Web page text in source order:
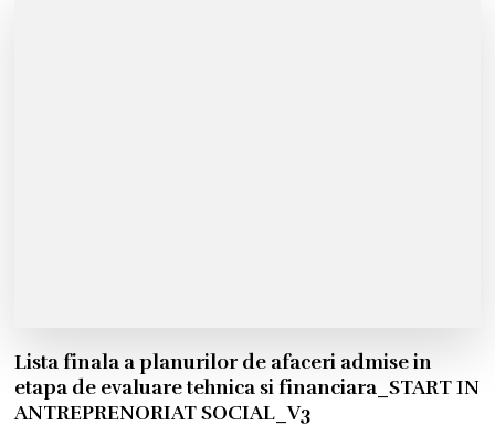
Lista finala a planurilor de afaceri admise in
etapa de evaluare tehnica si financiara_START IN
ANTREPRENORIAT SOCIAL_V3